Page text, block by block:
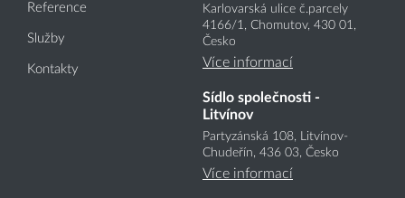
Reference
Služby
Kontakty
Karlovarská ulice č.parcely
4166/1, Chomutov, 430 01,
Česko
Více informací
Sídlo společnosti -
Litvínov
Partyzánská 108, Litvínov-
Chudeřín, 436 03, Česko
Více informací